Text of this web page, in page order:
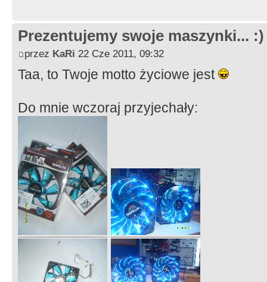
Prezentujemy swoje maszynki... :)
przez KaRi 22 Cze 2011, 09:32
Taa, to Twoje motto życiowe jest
Do mnie wczoraj przyjechały: